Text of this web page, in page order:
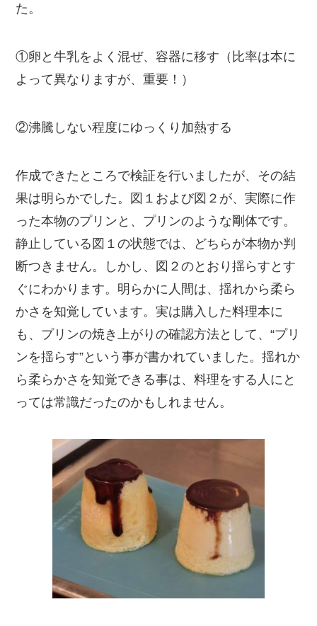
た。
①卵と牛乳をよく混ぜ、容器に移す（比率は本に
よって異なりますが、重要！）
②沸騰しない程度にゆっくり加熱する
作成できたところで検証を行いましたが、その結
果は明らかでした。図１および図２が、実際に作
った本物のプリンと、プリンのような剛体です。
静止している図１の状態では、どちらが本物か判
断つきません。しかし、図２のとおり揺らすとす
ぐにわかります。明らかに人間は、揺れから柔ら
かさを知覚しています。実は購入した料理本に
も、プリンの焼き上がりの確認方法として、“プリ
ンを揺らす”という事が書かれていました。揺れか
ら柔らかさを知覚できる事は、料理をする人にと
っては常識だったのかもしれません。